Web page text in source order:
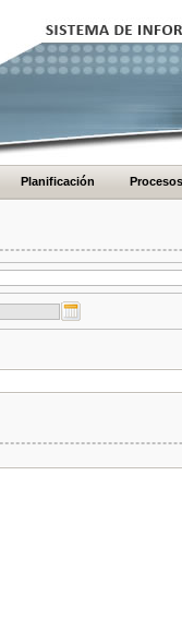
Planificación Procesos